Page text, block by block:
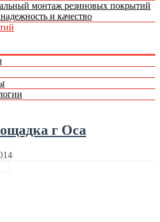
монтаж резиновых покрытий
и качество
г Оса